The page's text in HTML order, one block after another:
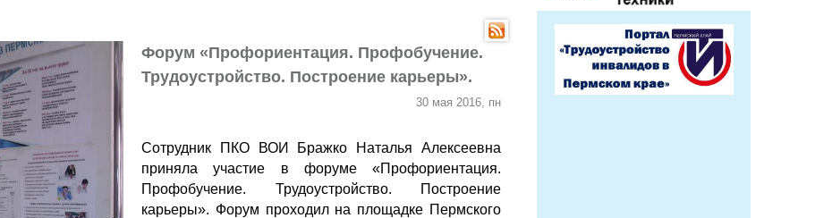
Форум «Профориентация. Профобучение.
Трудоустройство. Построение карьеры».
30 мая 2016, пн
Сотрудник ПКО ВОИ Бражко Наталья Алексеевна
приняла участие в форуме «Профориентация.
Профобучение. Трудоустройство. Построение
карьеры». Форум проходил на площадке Пермского